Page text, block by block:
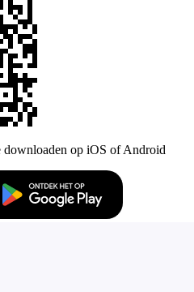
downloaden op iOS of Android